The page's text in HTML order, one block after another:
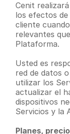
Cenit
los efectos
cliente
relevantes
Plataforma.
Usted es
red de datos
utilizar los
actualizar el
dispositivos
Servicios y la
Planes,